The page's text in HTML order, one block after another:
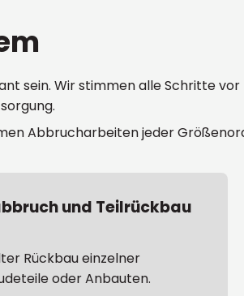
sein. Wir stimmen alle Schritte
Abbrucharbeiten jeder
und Teilrückbau
Rückbau einzelner
oder Anbauten.